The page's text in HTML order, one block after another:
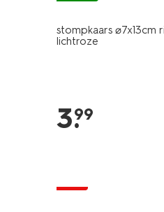
stompkaars ⌀7x13cm
lichtroze
3.
99